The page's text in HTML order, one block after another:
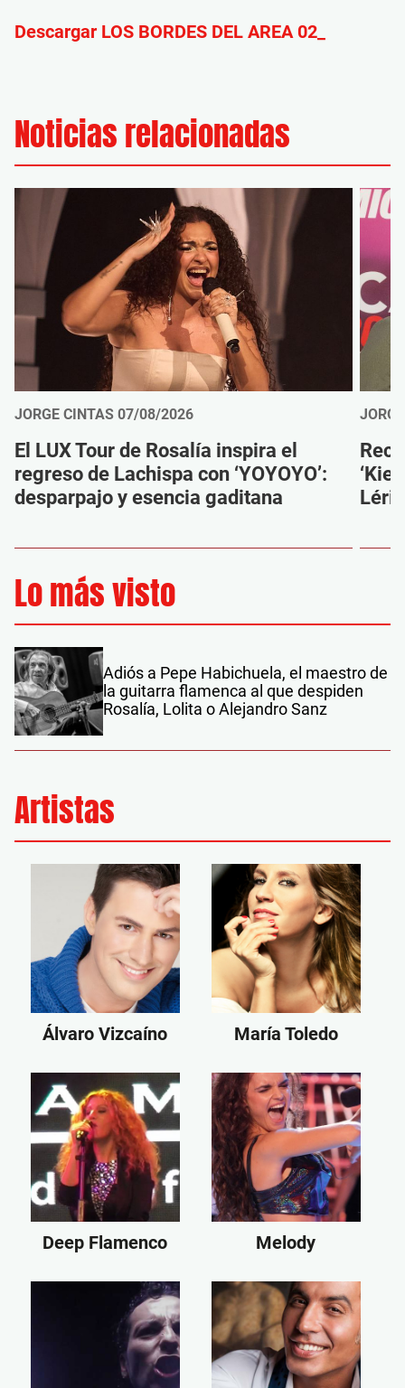
Descargar LOS BORDES DEL AREA 02_
Noticias relacionadas
JORGE CINTAS 07/08/2026
El LUX Tour de Rosalía inspira el
regreso de Lachispa con ‘YOYOYO’:
desparpajo y esencia gaditana
Lo más visto
Adiós a Pepe Habichuela, el maestro de
la guitarra flamenca al que despiden
Rosalía, Lolita o Alejandro Sanz
Artistas
Álvaro Vizcaíno María Toledo
Deep Flamenco Melody